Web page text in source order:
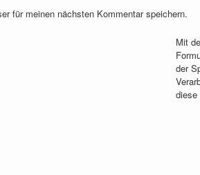
für meinen nächsten Kommentar speichern.
Mit
der
diese